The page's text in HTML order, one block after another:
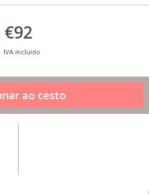
€92
IVA incluído